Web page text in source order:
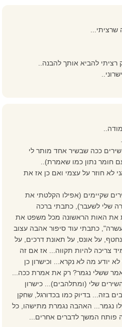
להביא אותך להבנה..
ניסיתי להגיד שכתבתי 194 שירים ככה שבשיר אחד מותר לי
חומר נתון כמו שאמרת)..
לא חוזר על עצמי ואם כן אז את
שקיימים (אפילו הקלטתי את
שלי לשעבר), כתבתי ברכה
את האות הראשונה מכל משפט את
כתבתי עוד סיפור אהבה עצוב
על אונס, על תאונת דרכים, על
צריכה להיות תקווה... אז אם זה
יודע מה לא נקרא... וכישרון כן
ששלי נגמר? רק את אמרת ככה...
שלי (ומתלהבים)... כישרון
בזה... בדיוק כמו בכדורגל, שחקן
נגמר... האהבה נגמרת מתישהו, כל
פותח המשך לדברים אחרים...